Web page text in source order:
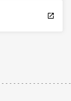
launch